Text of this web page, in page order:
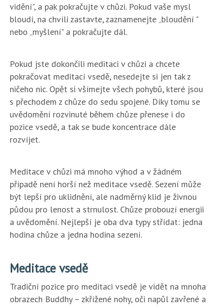
vidění", a pak pokračujte v chůzi. Pokud vaše mysl
bloudí, na chvíli zastavte, zaznamenejte „bloudění "
nebo „myšlení" a pokračujte dál.
Pokud jste dokončili meditaci v chůzi a chcete
pokračovat meditací vsedě, nesedejte si jen tak z
ničeho nic. Opět si všímejte všech pohybů, které jsou
s přechodem z chůze do sedu spojené. Díky tomu se
uvědomění rozvinuté během chůze přenese i do
pozice vsedě, a tak se bude koncentrace dále
rozvíjet.
Meditace v chůzi má mnoho výhod a v žádném
případě není horší než meditace vsedě. Sezení může
být lepší pro uklidnění, ale nadměrný klid je živnou
půdou pro lenost a strnulost. Chůze probouzí energii
a uvědomění. Nejlepší je oba dva typy střídat: jedna
hodina chůze a jedna hodina sezení.
Meditace vsedě
Tradiční pozice pro meditaci vsedě je vidět na mnoha
obrazech Buddhy – zkřížené nohy, oči napůl zavřené a